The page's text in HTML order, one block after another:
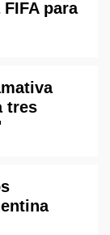
para
tres